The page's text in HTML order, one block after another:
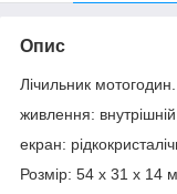
Опис
Лічильник
живлення:
екран:
Розмір: 54 х 31 х 14